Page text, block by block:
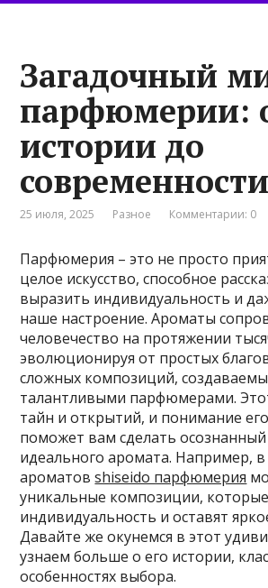
Загадочный
парфюмерии:
истории до
современности
25 июля, 2025 Разное Комментарии: 0
Парфюмерия – это не просто
целое искусство, способное
выразить индивидуальность и
наше настроение. Ароматы
человечество на протяжении
эволюционируя от простых
сложных композиций,
талантливыми парфюмерами.
тайн и открытий, и понимание
поможет вам сделать
идеального аромата. Например,
ароматовshiseido парфюмерия
уникальные композиции,
индивидуальность и оставят
Давайте же окунемся в этот
узнаем больше о его истории,
особенностях выбора.